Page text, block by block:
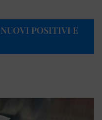
POSITIVI E